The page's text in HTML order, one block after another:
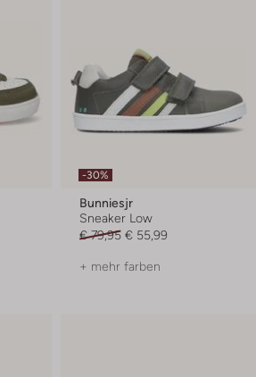
-30%
Bunniesjr
Sneaker Low
€ 79,95 € 55,99
+ mehr farben